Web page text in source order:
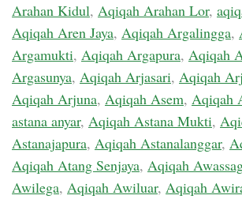
Arahan Kidul, Aqiqah Arahan Lor,
Aqiqah Aren Jaya, Aqiqah Argalingga,
Argamukti, Aqiqah Argapura, Aqiqah
Argasunya, Aqiqah Arjasari, Aqiqah
Aqiqah Arjuna, Aqiqah Asem, Aqiqah
astana anyar, Aqiqah Astana Mukti,
Astanajapura, Aqiqah Astanalanggar,
Aqiqah Atang Senjaya, Aqiqah
Awilega, Aqiqah Awiluar, Aqiqah